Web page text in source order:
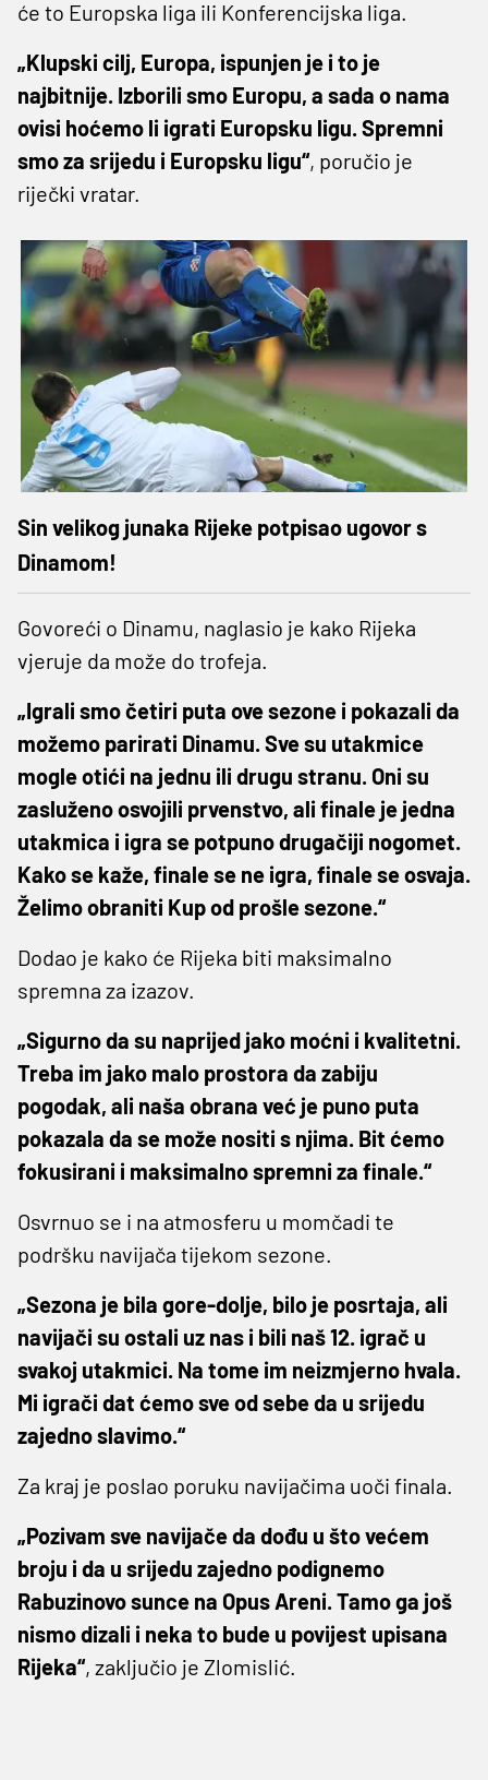
će to Europska liga ili Konferencijska liga.
„Klupski cilj, Europa, ispunjen je i to je
najbitnije. Izborili smo Europu, a sada o nama
ovisi hoćemo li igrati Europsku ligu. Spremni
smo za srijedu i Europsku ligu“, poručio je
riječki vratar.
Sin velikog junaka Rijeke potpisao ugovor s
Dinamom!
Govoreći o Dinamu, naglasio je kako Rijeka
vjeruje da može do trofeja.
„Igrali smo četiri puta ove sezone i pokazali da
možemo parirati Dinamu. Sve su utakmice
mogle otići na jednu ili drugu stranu. Oni su
zasluženo osvojili prvenstvo, ali finale je jedna
utakmica i igra se potpuno drugačiji nogomet.
Kako se kaže, finale se ne igra, finale se osvaja.
Želimo obraniti Kup od prošle sezone.“
Dodao je kako će Rijeka biti maksimalno
spremna za izazov.
„Sigurno da su naprijed jako moćni i kvalitetni.
Treba im jako malo prostora da zabiju
pogodak, ali naša obrana već je puno puta
pokazala da se može nositi s njima. Bit ćemo
fokusirani i maksimalno spremni za finale.“
Osvrnuo se i na atmosferu u momčadi te
podršku navijača tijekom sezone.
„Sezona je bila gore-dolje, bilo je posrtaja, ali
navijači su ostali uz nas i bili naš 12. igrač u
svakoj utakmici. Na tome im neizmjerno hvala.
Mi igrači dat ćemo sve od sebe da u srijedu
zajedno slavimo.“
Za kraj je poslao poruku navijačima uoči finala.
„Pozivam sve navijače da dođu u što većem
broju i da u srijedu zajedno podignemo
Rabuzinovo sunce na Opus Areni. Tamo ga još
nismo dizali i neka to bude u povijest upisana
Rijeka“, zaključio je Zlomislić.